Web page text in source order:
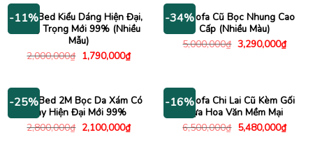
2,950,000₫.
-11%
Sofa Bed Kiểu Dáng Hiện Đại,
Sang Trọng Mới 99% (Nhiều
Mẫu)
2,000,000₫ Giá
gốc
1,790,000₫Giá
hiện
1,790,000₫.
-34%
Bộ Sofa Cũ Bọc Nhung Cao
Cấp (Nhiều Màu)
5,000,000₫ Giá
gốc
3,290,000₫Giá
hiện
-25%
Sofa Bed 2M Bọc Da Xám Có
Tay Hiện Đại Mới 99%
2,800,000₫ Giá
gốc
2,100,000₫Giá
hiện
-16%
Bộ Sofa Chi Lai Cũ Kèm Gối
Tựa Hoa Văn Mềm Mại
6,500,000₫ Giá
gốc
5,480,000₫Giá
hiện